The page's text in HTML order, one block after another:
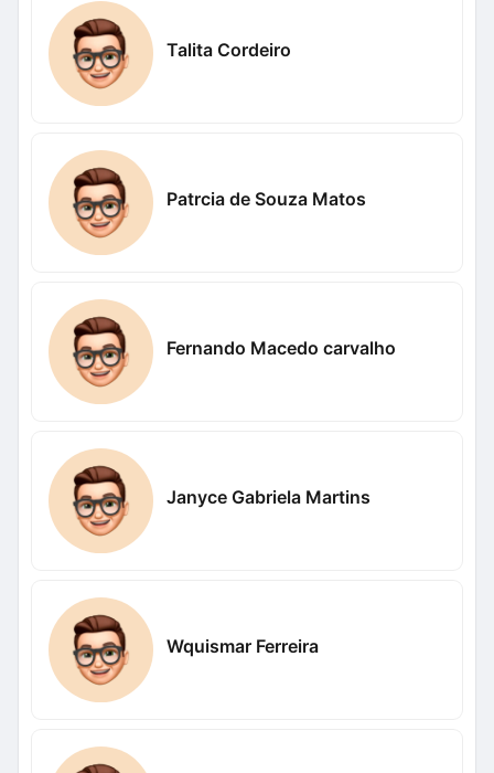
Talita Cordeiro
Patrcia de Souza Matos
Fernando Macedo carvalho
Janyce Gabriela Martins
Wquismar Ferreira